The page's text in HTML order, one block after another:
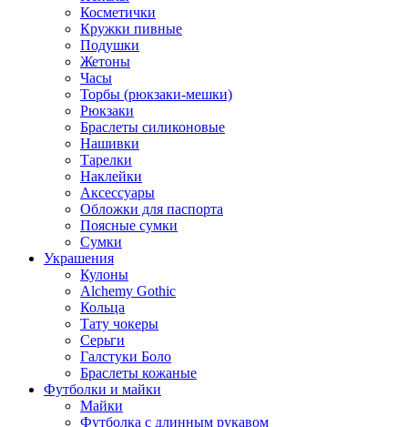
Косметички
Кружки пивные
Подушки
Жетоны
Часы
Торбы (рюкзаки-мешки)
Рюкзаки
Браслеты силиконовые
Нашивки
Тарелки
Наклейки
Аксессуары
Обложки для паспорта
Поясные сумки
Сумки
Украшения
Кулоны
Alchemy Gothic
Кольца
Тату чокеры
Серьги
Галстуки Боло
Браслеты кожаные
Футболки и майки
Майки
Футболка с длинным рукавом